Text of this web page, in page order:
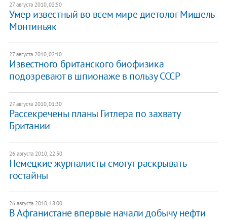
27 августа 2010, 02:50
Умер известный во всем мире диетолог Мишель
Монтиньяк
27 августа 2010, 02:10
Известного британского биофизика
подозревают в шпионаже в пользу СССР
27 августа 2010, 01:30
Рассекречены планы Гитлера по захвату
Британии
26 августа 2010, 22:30
Немецкие журналисты смогут раскрывать
гостайны
26 августа 2010, 18:00
В Афганистане впервые начали добычу нефти